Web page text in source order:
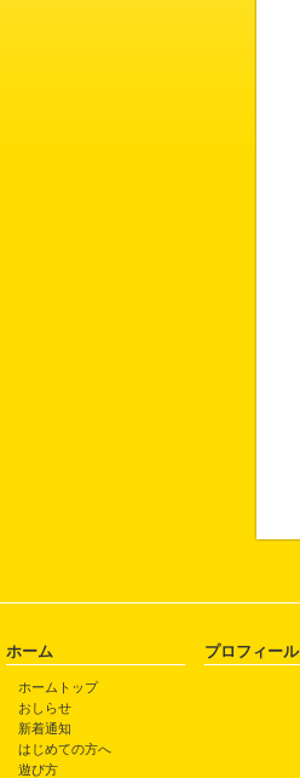
ホーム
ホームトップ
おしらせ
新着通知
はじめての方へ
遊び方
プロフィール